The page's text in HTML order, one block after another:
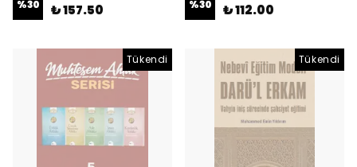
%30 ₺ 157.50 %30 ₺ 112.00
Tükendi Tükendi